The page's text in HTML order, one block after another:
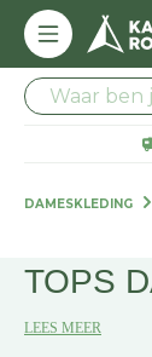
DAMESKLEDING
TOPS
LEES MEER